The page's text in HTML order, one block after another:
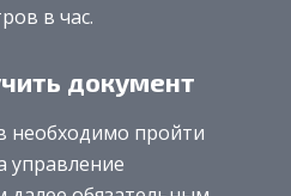
в час.
документ
необходимо пройти
управление